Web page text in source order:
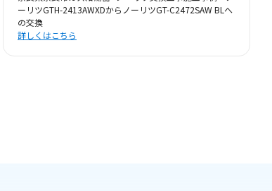
ーリツGTH-2413AWXDからノーリツGT-C2472SAW BLへ
の交換
詳しくはこちら